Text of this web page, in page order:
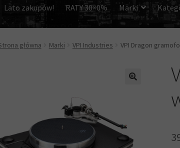
Lato zakupów! RATY 30×0% Marki
główna Marki VPI Industries VPI Dragon